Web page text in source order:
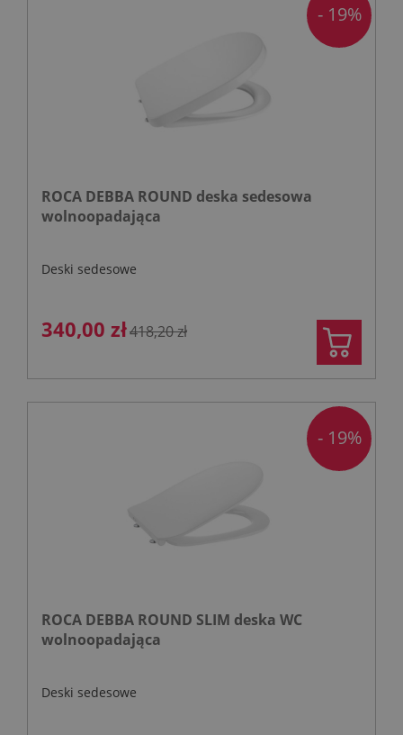
ROCA DEBBA ROUND deska sedesowa
wolnoopadająca
Deski sedesowe
340,00 zł418,20 zł
- 19%
ROCA DEBBA ROUND SLIM deska WC
wolnoopadająca
Deski sedesowe
- 19%